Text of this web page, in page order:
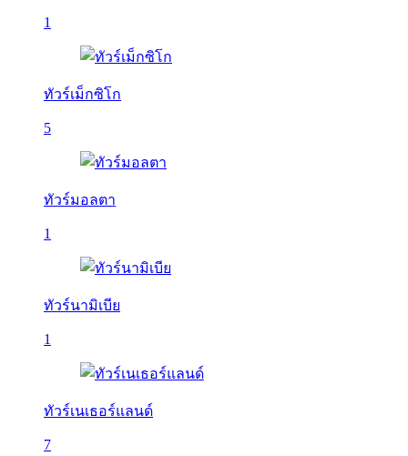
1
ทัวร์เม็กซิโก
5
ทัวร์มอลตา
1
ทัวร์นามิเบีย
1
ทัวร์เนเธอร์แลนด์
7